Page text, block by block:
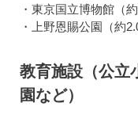
・東京国立博物館（約
・上野恩賜公園（約
教育施設（公立
園など）